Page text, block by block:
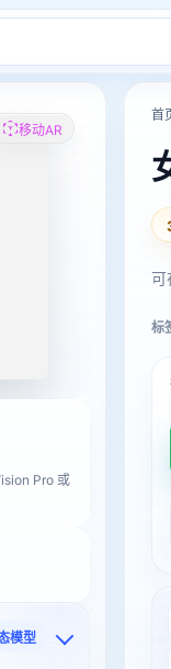
移动AR
Pro 或
模型
首
可
标